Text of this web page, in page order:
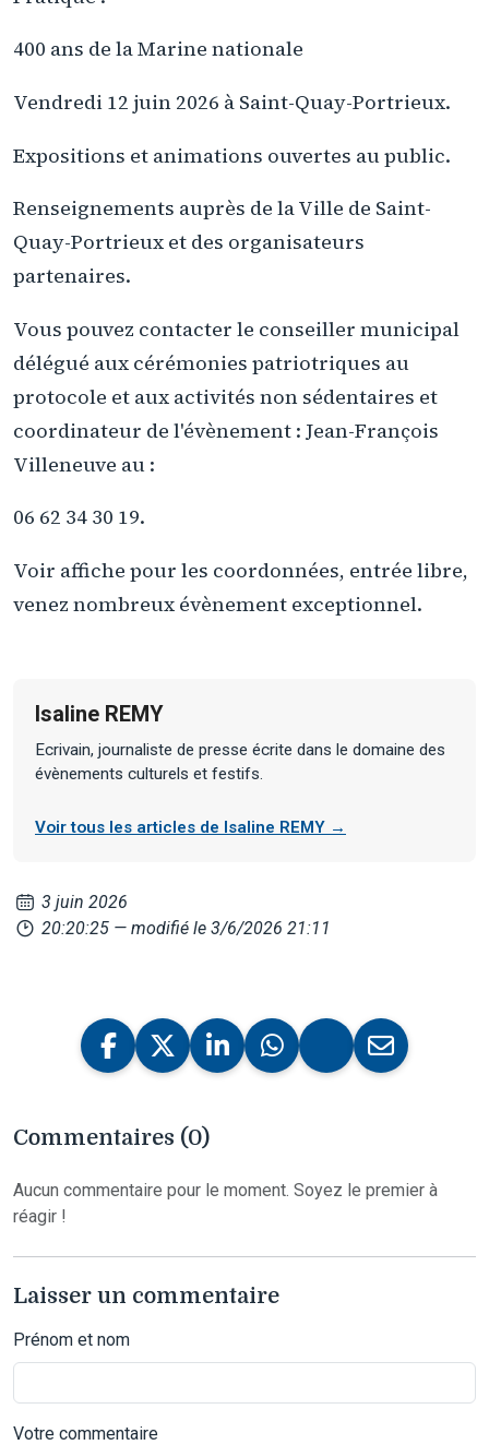
400 ans de la Marine nationale
Vendredi 12 juin 2026 à Saint-Quay-Portrieux.
Expositions et animations ouvertes au public.
Renseignements auprès de la Ville de Saint-
Quay-Portrieux et des organisateurs
partenaires.
Vous pouvez contacter le conseiller municipal
délégué aux cérémonies patriotriques au
protocole et aux activités non sédentaires et
coordinateur de l'évènement : Jean-François
Villeneuve au :
06 62 34 30 19.
Voir affiche pour les coordonnées, entrée libre,
venez nombreux évènement exceptionnel.
Isaline REMY
Ecrivain, journaliste de presse écrite dans le domaine des
évènements culturels et festifs.
Voir tous les articles de Isaline REMY →
3 juin 2026
20:20:25 — modifié le 3/6/2026 21:11
Commentaires (0)
Aucun commentaire pour le moment. Soyez le premier à
réagir !
Laisser un commentaire
Prénom et nom
Votre commentaire